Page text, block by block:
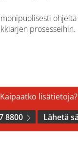
ohjeita
prosesseihin.
Kaipaatko lisätietoja?
8800
Lähetä